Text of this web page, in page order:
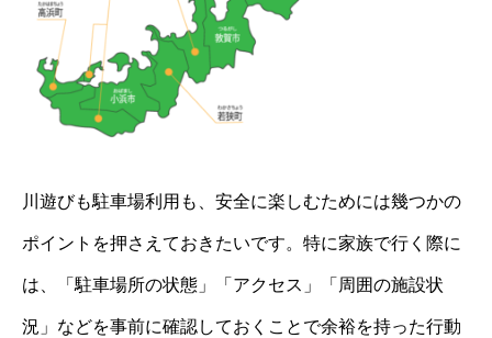
川遊びも駐車場利用も、安全に楽しむためには幾つかの
ポイントを押さえておきたいです。特に家族で行く際に
は、「駐車場所の状態」「アクセス」「周囲の施設状
況」などを事前に確認しておくことで余裕を持った行動